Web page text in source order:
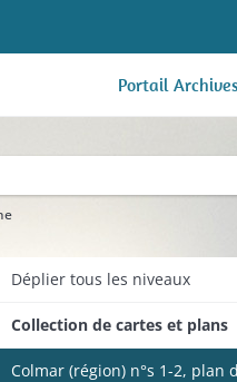
Portail
Dépliertous les niveaux
Collection de cartes et plans
Colmar (région) n°s 1-2, plan